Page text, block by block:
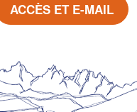
ACCÈS ET E-MAIL